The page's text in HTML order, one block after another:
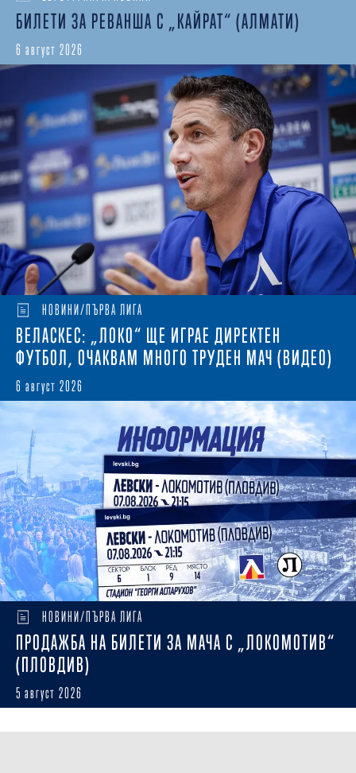
БИЛЕТИ ЗА РЕВАНША С „КАЙРАТ“ (АЛМАТИ)
6 август 2026
НОВИНИ/ПЪРВА ЛИГА
ВЕЛАСКЕС: „ЛОКО“ ЩЕ ИГРАЕ ДИРЕКТЕН
ФУТБОЛ, ОЧАКВАМ МНОГО ТРУДЕН МАЧ (ВИДЕО)
6 август 2026
НОВИНИ/ПЪРВА ЛИГА
ПРОДАЖБА НА БИЛЕТИ ЗА МАЧА С „ЛОКОМОТИВ“
(ПЛОВДИВ)
5 август 2026